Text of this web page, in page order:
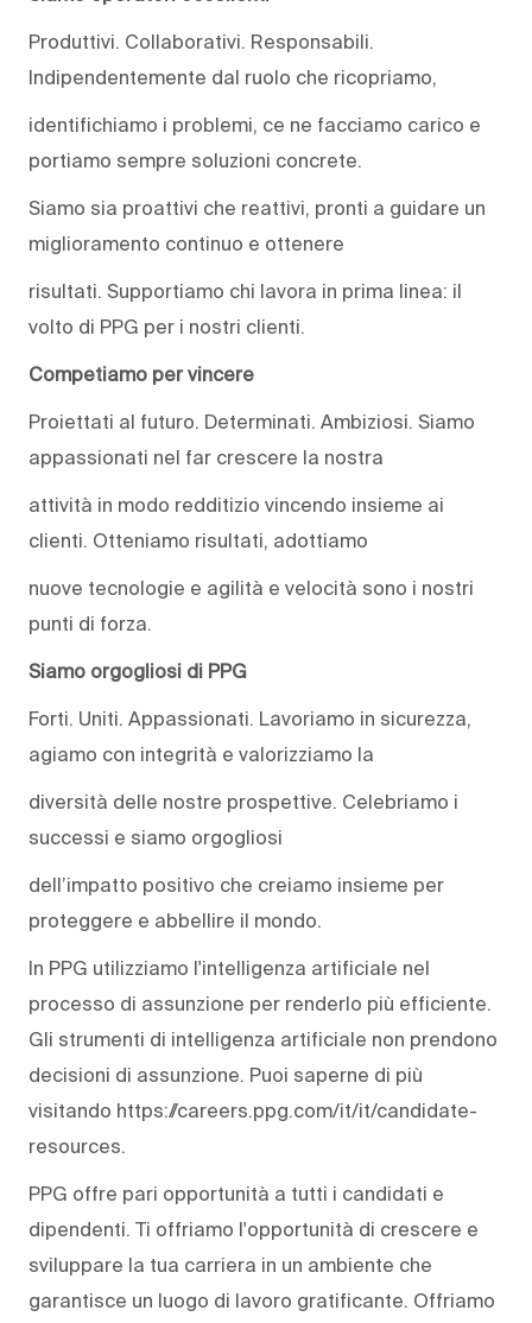
Produttivi. Collaborativi. Responsabili.
Indipendentemente dal ruolo che ricopriamo,
identifichiamo i problemi, ce ne facciamo carico e
portiamo sempre soluzioni concrete.
Siamo sia proattivi che reattivi, pronti a guidare un
miglioramento continuo e ottenere
risultati. Supportiamo chi lavora in prima linea: il
volto di PPG per i nostri clienti.
Competiamo per vincere
Proiettati al futuro. Determinati. Ambiziosi. Siamo
appassionati nel far crescere la nostra
attività in modo redditizio vincendo insieme ai
clienti. Otteniamo risultati, adottiamo
nuove tecnologie e agilità e velocità sono i nostri
punti di forza.
Siamo orgogliosi di PPG
Forti. Uniti. Appassionati. Lavoriamo in sicurezza,
agiamo con integrità e valorizziamo la
diversità delle nostre prospettive. Celebriamo i
successi e siamo orgogliosi
dell’impatto positivo che creiamo insieme per
proteggere e abbellire il mondo.
In PPG utilizziamo l'intelligenza artificiale nel
processo di assunzione per renderlo più efficiente.
Gli strumenti di intelligenza artificiale non prendono
decisioni di assunzione. Puoi saperne di più
visitando https://careers.ppg.com/it/it/candidate-
resources.
PPG offre pari opportunità a tutti i candidati e
dipendenti. Ti offriamo l'opportunità di crescere e
sviluppare la tua carriera in un ambiente che
garantisce un luogo di lavoro gratificante. Offriamo